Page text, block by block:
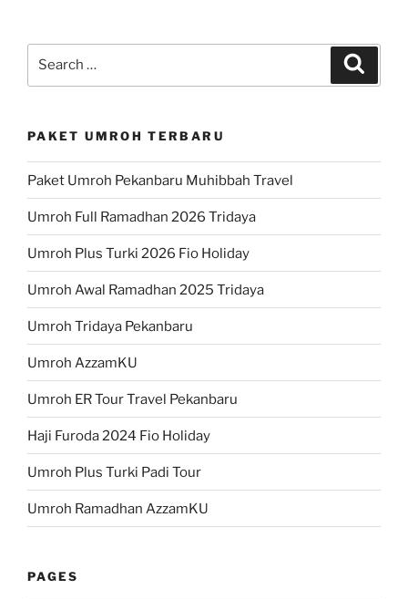
PAKET UMROH TERBARU
Paket Umroh Pekanbaru Muhibbah Travel
Umroh Full Ramadhan 2026 Tridaya
Umroh Plus Turki 2026 Fio Holiday
Umroh Awal Ramadhan 2025 Tridaya
Umroh Tridaya Pekanbaru
Umroh AzzamKU
Umroh ER Tour Travel Pekanbaru
Haji Furoda 2024 Fio Holiday
Umroh Plus Turki Padi Tour
Umroh Ramadhan AzzamKU
PAGES